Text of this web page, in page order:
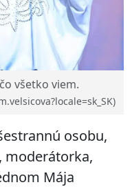
všetko viem.
osobu,
moderátorka,
Mája